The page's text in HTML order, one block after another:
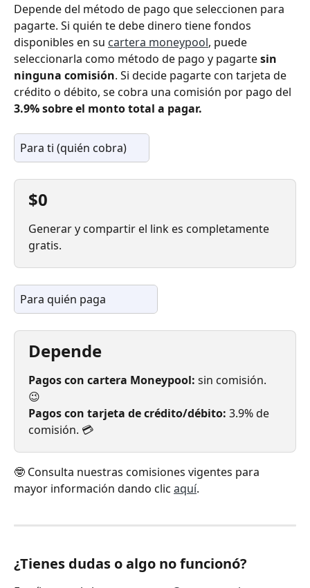
Depende del método de pago que seleccionen para
pagarte. Si quién te debe dinero tiene fondos
disponibles en su cartera moneypool, puede
seleccionarla como método de pago y pagarte sin
ninguna comisión. Si decide pagarte con tarjeta de
crédito o débito, se cobra una comisión por pago del
3.9% sobre el monto total a pagar.
Para ti (quién cobra)
$0
Generar y compartir el link es completamente
gratis.
Para quién paga
Depende
Pagos con cartera Moneypool: sin comisión.
😉
Pagos con tarjeta de crédito/débito: 3.9% de
comisión. 💳
🤓 Consulta nuestras comisiones vigentes para
mayor información dando clic aquí.
¿Tienes dudas o algo no funcionó?